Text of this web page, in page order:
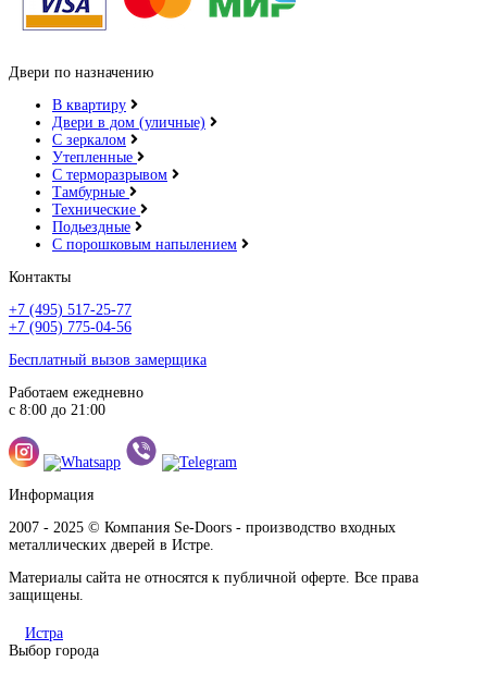
Двери по назначению
В квартиру
Двери в дом (уличные)
С зеркалом
Утепленные
С терморазрывом
Тамбурные
Технические
Подьездные
С порошковым напылением
Контакты
+7 (495) 517-25-77
+7 (905) 775-04-56
Бесплатный вызов замерщика
Работаем ежедневно
с 8:00 до 21:00
Информация
2007 - 2025 © Компания Se-Doors - производство входных
металлических дверей в Истре.
Материалы сайта не относятся к публичной оферте. Все права
защищены.
Истра
Выбор города